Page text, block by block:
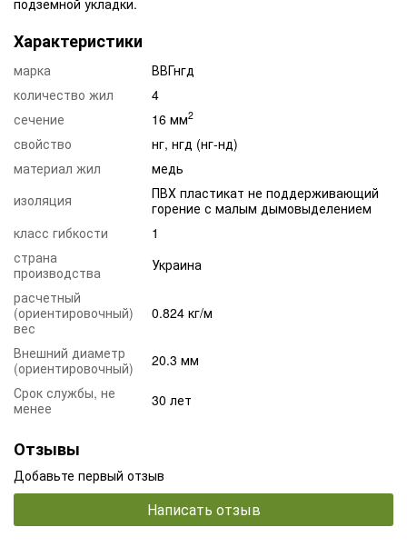
Характеристики
марка
ВВГнгд
количество жил
4
сечение
16 мм2
свойство
нг, нгд (нг-нд)
материал жил
медь
изоляция
ПВХ пластикат не поддерживающий
горение с малым дымовыделением
класс гибкости
1
страна
производства
Украина
расчетный
(ориентировочный)
вес
0.824 кг/м
Внешний диаметр
(ориентировочный)
20.3 мм
Срок службы, не
менее
30 лет
Отзывы
Добавьте первый отзыв
Написать отзыв